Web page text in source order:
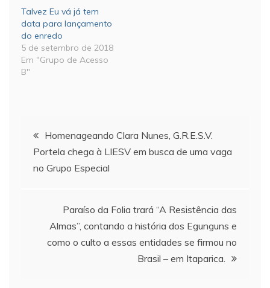
Talvez Eu vá já tem
data para lançamento
do enredo
5 de setembro de 2018
Em "Grupo de Acesso
B"
Navegação
de
Homenageando Clara Nunes, G.R.E.S.V.
Portela chega à LIESV em busca de uma vaga
no Grupo Especial
Paraíso da Folia trará “A Resistência das
Almas”, contando a história dos Egunguns e
como o culto a essas entidades se firmou no
Brasil – em Itaparica.